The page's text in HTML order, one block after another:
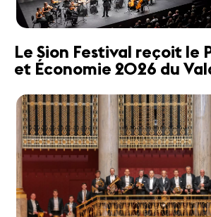
Le Sion Festival reçoit le
et Économie 2026 du